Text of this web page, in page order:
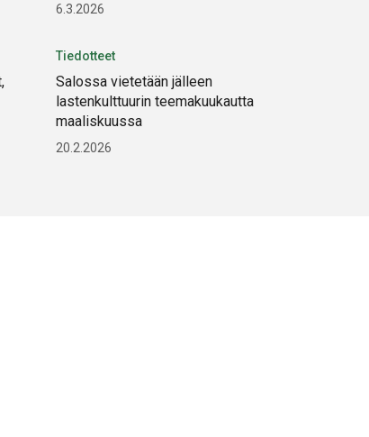
6.3.2026
Tiedotteet
Salossa vietetään jälleen
lastenkulttuurin teemakuukautta
maaliskuussa
20.2.2026